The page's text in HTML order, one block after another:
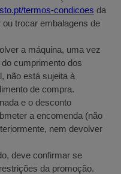
termos-condicoes da
trocar embalagens de
a máquina, uma vez
cumprimento dos
não está sujeita à
de compra.
e o desconto
a encomenda (não
nem devolver
deve confirmar se
da promoção.